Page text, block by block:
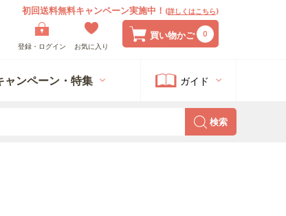
登録・ログイン お気に入り
初回送料無料キャンペーン実施中！ (詳しくはこちら)
買い物かご 0
ャンペーン・特集 ガイド
検索